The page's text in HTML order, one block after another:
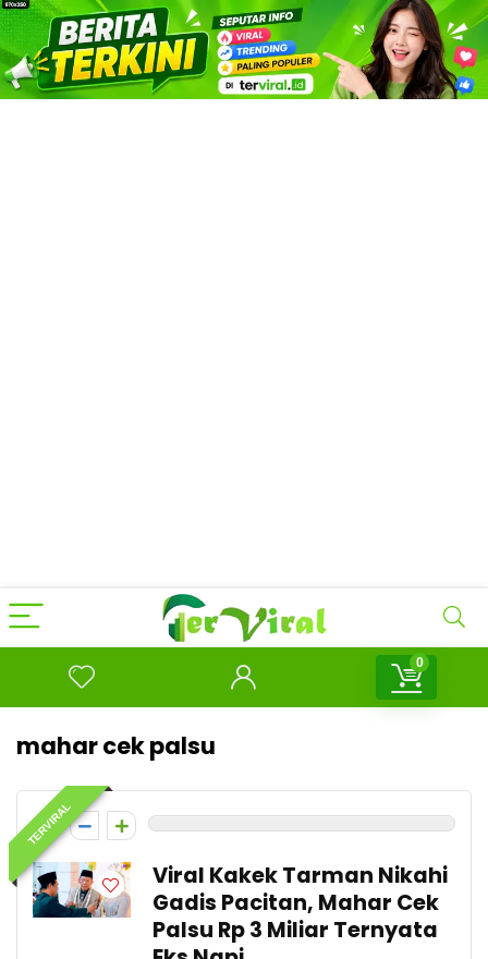
0
mahar cek palsu
TERVIRAL
0
Viral Kakek Tarman Nikahi
Gadis Pacitan, Mahar Cek
Palsu Rp 3 Miliar Ternyata